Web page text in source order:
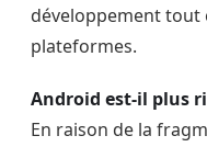
développement tout
plateformes.
Android est-il plus
En raison de la